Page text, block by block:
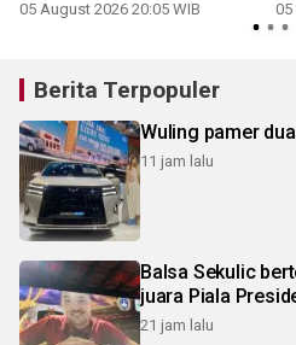
05 August 2026 20:05 WIB 05
Berita Terpopuler
Wuling pamer
11 jam lalu
Balsa Sekulic
juara Piala
21 jam lalu